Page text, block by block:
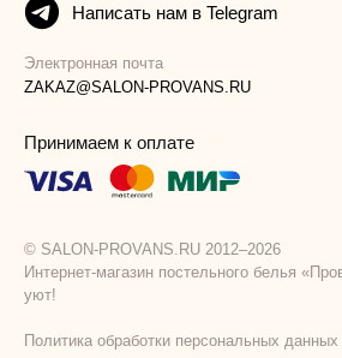
Написать нам в Telegram
Электронная почта
ZAKAZ@SALON-PROVANS.RU
Принимаем к оплате
© SALON-PROVANS.RU 2012–2026
Интернет-магазин постельного белья
уют!
Политика обработки персональных данных